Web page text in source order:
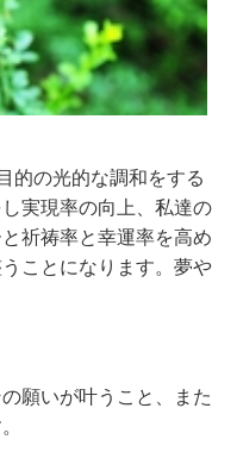
的の光的な調和をする
実現率の向上、私達の
祈祷率と幸運率を高め
ことになります。夢や
願いが叶うこと、また